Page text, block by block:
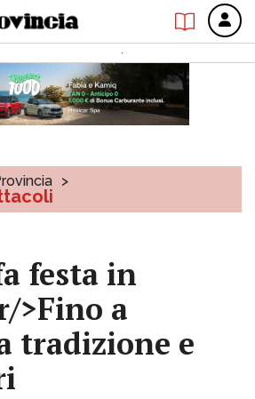
>
festa in
>Fino a
tradizione e